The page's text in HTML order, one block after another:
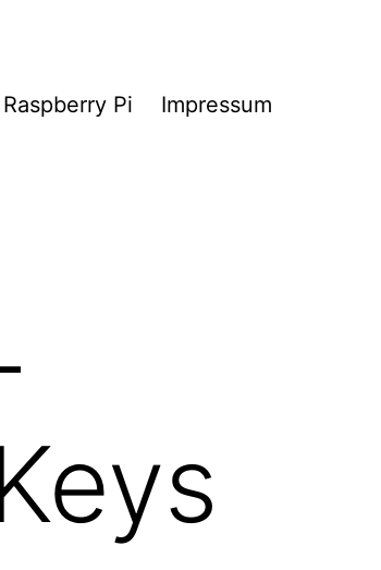
Raspberry Pi Impressum